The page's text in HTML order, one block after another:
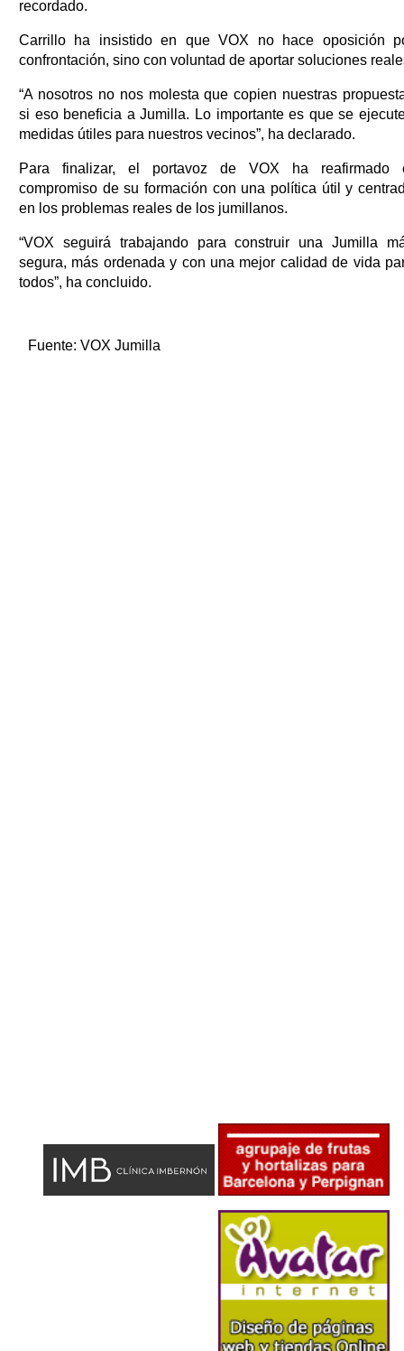
recordado.
Carrillo ha insistido en que VOX no hace oposición
confrontación, sino con voluntad de aportar soluciones
“A nosotros no nos molesta que copien nuestras
si eso beneficia a Jumilla. Lo importante es que se
medidas útiles para nuestros vecinos”, ha declarado.
Para finalizar, el portavoz de VOX ha reafirmado
compromiso de su formación con una política útil y
en los problemas reales de los jumillanos.
“VOX seguirá trabajando para construir una Jumilla
segura, más ordenada y con una mejor calidad de vida
todos”, ha concluido.
Fuente: VOX Jumilla